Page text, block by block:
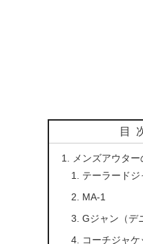
目
メンズアウタ
テーラードジ
MA-1
Gジャン（デ
コーチジャケ